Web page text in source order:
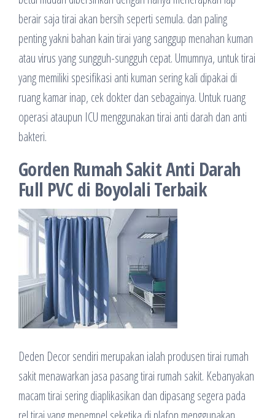
berair saja tirai akan bersih seperti semula. dan paling
penting yakni bahan kain tirai yang sanggup menahan kuman
atau virus yang sungguh-sungguh cepat. Umumnya, untuk tirai
yang memiliki spesifikasi anti kuman sering kali dipakai di
ruang kamar inap, cek dokter dan sebagainya. Untuk ruang
operasi ataupun ICU menggunakan tirai anti darah dan anti
bakteri.
Gorden Rumah Sakit Anti Darah
Full PVC di Boyolali Terbaik
Deden Decor sendiri merupakan ialah produsen tirai rumah
sakit menawarkan jasa pasang tirai rumah sakit. Kebanyakan
macam tirai sering diaplikasikan dan dipasang segera pada